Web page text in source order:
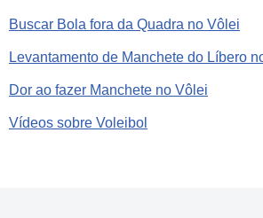
Buscar Bola fora da Quadra no Vôlei
Levantamento de Manchete do Líbero
Dor ao fazer Manchete no Vôlei
Vídeos sobre Voleibol